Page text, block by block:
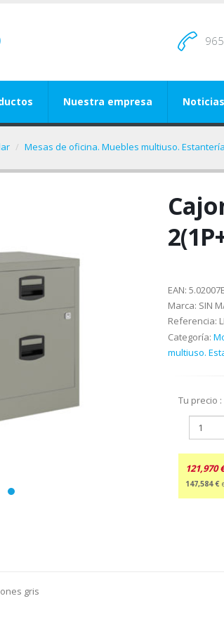
Nuestra empresa Noticias
Mesas de oficina. Muebles multiuso.
EAN:
Marca: SIN
Referencia:
Categoría:
multiuso.
Tu precio :
121,970 €
147,584 €
gris